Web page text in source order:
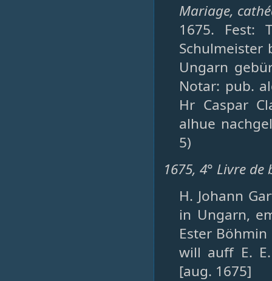
Mariage,
1675. Fest:
Schulmeister
Ungarn
Notar: pub.
Hr Caspar
alhue
5)
1675, 4° Livre
H. Johann
in Ungarn,
Ester
will auff E.
[aug. 1675]